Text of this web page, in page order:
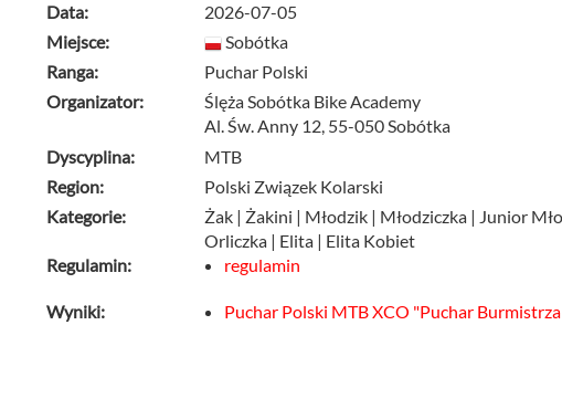
Data:
2026-07-05
Miejsce:
Sobótka
Ranga:
Puchar Polski
Organizator:
Ślęża Sobótka Bike Academy
Al. Św. Anny 12, 55-050 Sobótka
Dyscyplina:
MTB
Region:
Polski Związek Kolarski
Kategorie:
Żak | Żakini | Młodzik | Młodziczka | Junior
Orliczka | Elita | Elita Kobiet
Regulamin:
regulamin
Wyniki: Puchar Polski MTB XCO "Puchar